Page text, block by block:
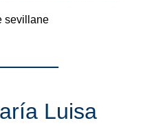
sevillane
Luisa